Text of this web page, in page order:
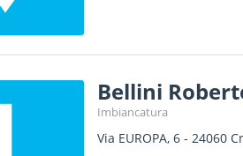
Bellini
Imbiancatura
Via EUROPA, 6- 24060